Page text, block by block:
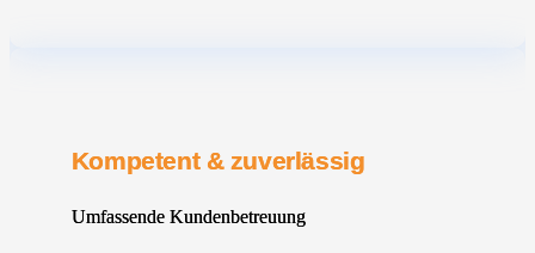
Kompetent & zuverlässig
Umfassende Kundenbetreuung